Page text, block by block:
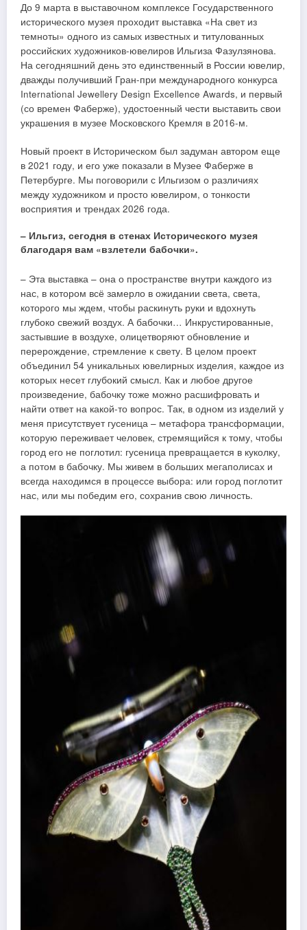
До 9 марта в выставочном комплексе Государственного
исторического музея проходит выставка «На свет из
темноты» одного из самых известных и титулованных
российских художников-ювелиров Ильгиза Фазулзянова.
На сегодняшний день это единственный в России ювелир,
дважды получивший Гран-при международного конкурса
International Jewellery Design Excellence Awards, и первый
(со времен Фаберже), удостоенный чести выставить свои
украшения в музее Московского Кремля в 2016-м.
Новый проект в Историческом был задуман автором еще
в 2021 году, и его уже показали в Музее Фаберже в
Петербурге. Мы поговорили с Ильгизом о различиях
между художником и просто ювелиром, о тонкости
восприятия и трендах 2026 года.
– Ильгиз, сегодня в стенах Исторического музея
благодаря вам «взлетели бабочки».
– Эта выставка – она о пространстве внутри каждого из
нас, в котором всё замерло в ожидании света, света,
которого мы ждем, чтобы раскинуть руки и вдохнуть
глубоко свежий воздух. А бабочки… Инкрустированные,
застывшие в воздухе, олицетворяют обновление и
перерождение, стремление к свету. В целом проект
объединил 54 уникальных ювелирных изделия, каждое из
которых несет глубокий смысл. Как и любое другое
произведение, бабочку тоже можно расшифровать и
найти ответ на какой-то вопрос. Так, в одном из изделий у
меня присутствует гусеница – метафора трансформации,
которую переживает человек, стремящийся к тому, чтобы
город его не поглотил: гусеница превращается в куколку,
а потом в бабочку. Мы живем в больших мегаполисах и
всегда находимся в процессе выбора: или город поглотит
нас, или мы победим его, сохранив свою личность.